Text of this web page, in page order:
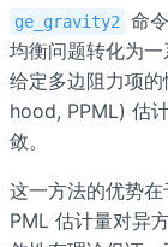
ge_gravity2
命
均衡问题转化为
给定多边阻力项
hood, PPML) 估
敛。
这一方法的优势
PML 估计量对异